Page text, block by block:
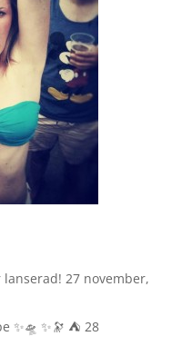
lanserad! 27 november,
✨🛸 ✨🔭 ⛺️ 28